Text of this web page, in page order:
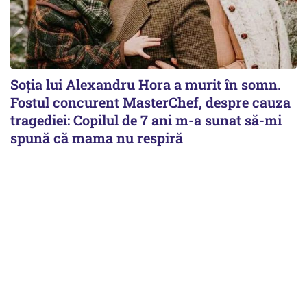
Soția lui Alexandru Hora a murit în somn.
Fostul concurent MasterChef, despre cauza
tragediei: Copilul de 7 ani m-a sunat să-mi
spună că mama nu respiră